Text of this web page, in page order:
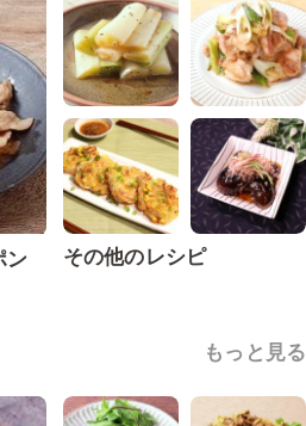
ン
その他のレシピ
もっと見る